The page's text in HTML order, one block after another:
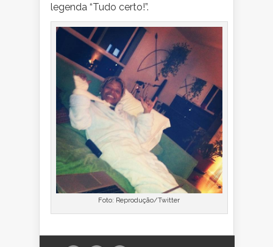
legenda “Tudo certo!”.
Foto: Reprodução/Twitter